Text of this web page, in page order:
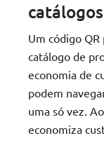
Um código
catálogo de
economia de
podem
uma só vez.
economiza